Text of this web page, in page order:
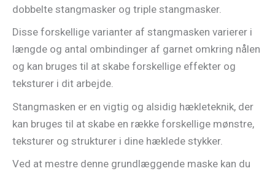
dobbelte stangmasker og triple stangmasker.
Disse forskellige varianter af stangmasken varierer i
længde og antal ombindinger af garnet omkring nålen
og kan bruges til at skabe forskellige effekter og
teksturer i dit arbejde.
Stangmasken er en vigtig og alsidig hækleteknik, der
kan bruges til at skabe en række forskellige mønstre,
teksturer og strukturer i dine hæklede stykker.
Ved at mestre denne grundlæggende maske kan du